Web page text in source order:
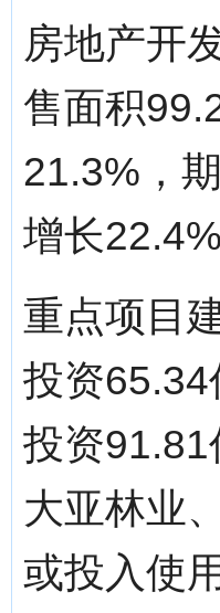
房地产开
售面积
21.3%，
增长22.4%
重点项目
投资
投资
大亚林业
或投入使